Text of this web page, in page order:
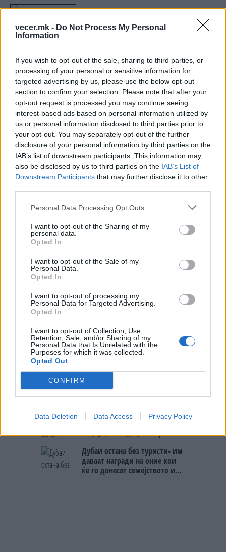
vecer.mk - Do Not Process My Personal
Information
If you wish to opt-out of the sale, sharing to third parties, or
processing of your personal or sensitive information for
targeted advertising by us, please use the below opt-out
section to confirm your selection. Please note that after your
opt-out request is processed you may continue seeing
interest-based ads based on personal information utilized by
us or personal information disclosed to third parties prior to
your opt-out. You may separately opt-out of the further
disclosure of your personal information by third parties on the
IAB’s list of downstream participants. This information may
also be disclosed by us to third parties on the IAB’s List of
Downstream Participants that may further disclose it to other
Personal Data Processing Opt Outs
I want to opt-out of the Sharing of my
personal data.
Opted In
I want to opt-out of the Sale of my
Personal Data.
Opted In
I want to opt-out of processing my
Personal Data for Targeted Advertising.
Opted In
I want to opt-out of Collection, Use,
Retention, Sale, and/or Sharing of my
Personal Data that Is Unrelated with the
Purposes for which it was collected.
Opted Out
CONFIRM
Data Deletion Data Access Privacy Policy
ПРАЗНАТА ЧИНИЈА! И не е само
тоа, но зошто туристите го трпат?
НАЈЧИТАНИ ВО ПОСЛЕДНИ 7 ДЕНА
МАКЕДОНИЈА ИМА СВЕТСКА
ПИСТА: Огромниот Боинг 777
на индиската претседателка
на Меѓународниот Аеродром
Скопје
УАПСЕН МАКЕДОНЕЦОТ АНДРЕЈ
ТАНАСКОВСКИ, ЧЛЕН НА
КАВАЧКИ КЛАН (ФОТО)
СКОКНА МИНИМАЛНИОТ
пари ќе ви легнат на сметка
Црна Гора ја уапси жената која
ги БРАНЕЛА ДЕЦАТА И СВОЕТО
СЛАВНАТА КАРИЕРА НА
ЗА БЕРТА ОД АВСТРИЈА
НАЈСКАПАТА, ЗА МАРИЈА ОД
ПРЕСВРТ И ПРОТЕСТИ ВО
УКРАИНА, Зеленски доби
ултиматум: „Мора да си оди,
(Видео) СНИМКА СО ПАРИ КОИ
ЈА НАПУШТААТ АЛБАНИЈА, се
тврди дека се на Еди Рама
(Видео) ШТО ДА ПРАВИ
БУГАРКА НА ПЛАЖА ВО
ГРЦИЈА, кога децата бараат
Дубаи остана без туристи- им
даваат награди на оние кои
ќе го донесат семејството или